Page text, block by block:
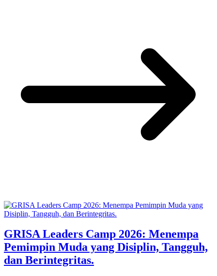
GRISA Leaders Camp 2026: Menempa
Pemimpin Muda yang Disiplin, Tangguh,
dan Berintegritas.